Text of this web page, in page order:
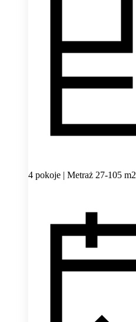
4 pokoje | Metraż 27-105 m2